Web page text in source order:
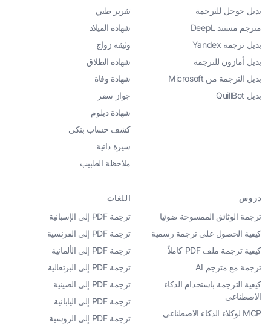
بديل جوجل للترجمة
مترجم مستند DeepL
بديل ترجمة Yandex
بديل أمازون للترجمة
بديل الترجمة من Microsoft
بديل QuillBot
تقرير طبي
شهادة الميلاد
وثيقة زواج
شهادة الطلاق
شهادة وفاة
جواز سفر
شهادة دبلوم
كشف حساب بنكى
سيرة ذاتية
ملاحظة الطبيب
دروس
ترجمة الوثائق الممسوحة ضوئيا
كيفية الحصول على ترجمة رسمية
كيفية ترجمة ملف PDF كاملاً
ترجمة مع مترجم AI
كيفية الترجمة باستخدام الذكاء
الاصطناعي
MCP لوكلاء الذكاء الاصطناعي
اللغات
ترجمة PDF إلى الإسبانية
ترجمة PDF إلى الفرنسية
ترجمة PDF إلى الألمانية
ترجمة PDF إلى البرتغالية
ترجمة PDF إلى الصينية
ترجمة PDF إلى اليابانية
ترجمة PDF إلى الروسية